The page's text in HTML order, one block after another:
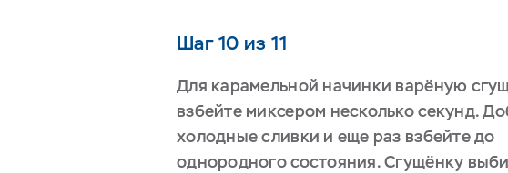
Шаг 10 из 11
Для карамельной начинки варёную
взбейте миксером несколько секунд.
холодные сливки и еще раз взбейте до
однородного состояния. Сгущёнку